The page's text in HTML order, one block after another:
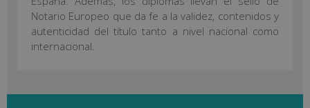
Notario Europeo que da fe a la validez, contenidos y
autenticidad del título tanto a nivel nacional como
internacional.